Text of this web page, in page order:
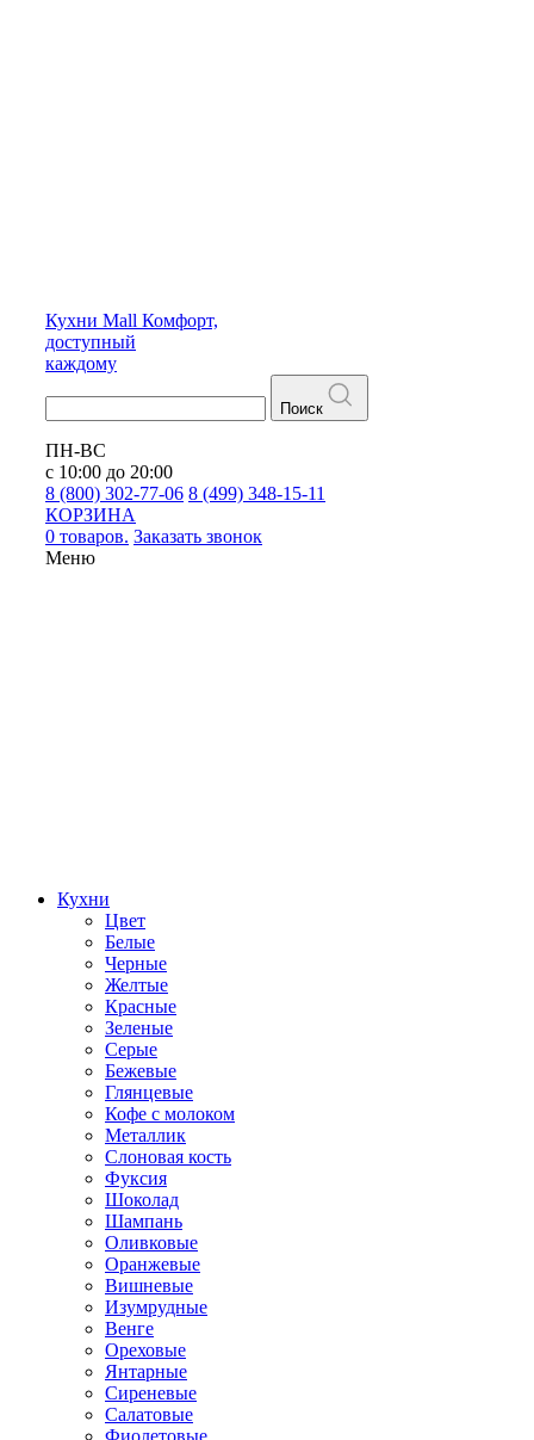
Кухни Mall Комфорт,
доступный
каждому
Поиск
ПН-ВС
с 10:00 до 20:00
8 (800) 302-77-06 8 (499) 348-15-11
КОРЗИНА
0 товаров. Заказать звонок
Меню
Кухни
Цвет
Белые
Черные
Желтые
Красные
Зеленые
Серые
Бежевые
Глянцевые
Кофе с молоком
Металлик
Слоновая кость
Фуксия
Шоколад
Шампань
Оливковые
Оранжевые
Вишневые
Изумрудные
Венге
Ореховые
Янтарные
Сиреневые
Салатовые
Фиолетовые